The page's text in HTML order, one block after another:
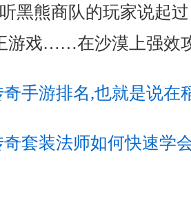
黑熊商队的玩家说起
游戏……在沙漠上强效
奇手游排名,也就是说在
奇套装法师如何快速学